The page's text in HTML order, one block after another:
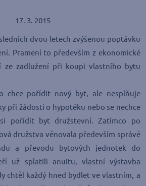
17. 3. 2015
dvou letech zvýšenou poptávku
Pramení to především z ekonomické
ze zadlužení při koupi vlastního bytu
chce pořídit nový byt, ale nesplňuje
při žádosti o hypotéku nebo se nechce
pořídit byt družstevní. Zatímco po
družstva věnovala především správě
a převodu bytových jednotek do
už splatili anuitu, vlastní výstavba
chtěl každý hned bydlet ve vlastním, a